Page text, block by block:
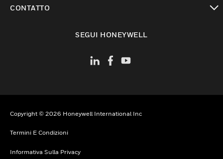
CONTATTO
SEGUI HONEYWELL
Copyright © 2026 Honeywell International Inc
Termini E Condizioni
Informativa Sulla Privacy